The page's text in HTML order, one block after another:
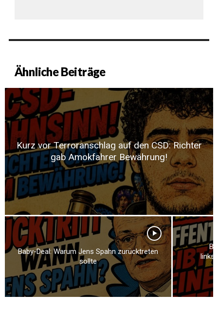
Ähnliche Beiträge
Kurz vor Terroranschlag auf den CSD: Richter
gab Amokfahrer Bewährung!
Baby-Deal: Warum Jens Spahn zurücktreten
sollte